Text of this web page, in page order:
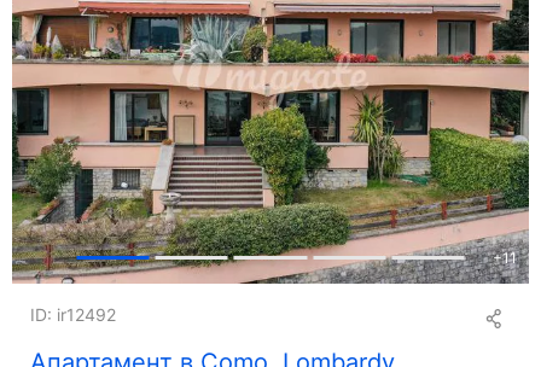
+11
ID: ir12492